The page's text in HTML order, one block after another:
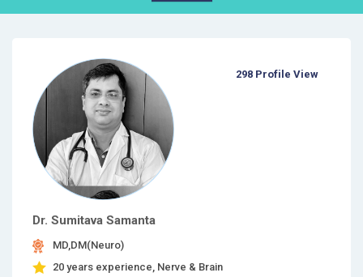
Dr. Sumitava Samanta
MD,DM(Neuro)
20 years experience, Nerve & Brain
298 Profile View